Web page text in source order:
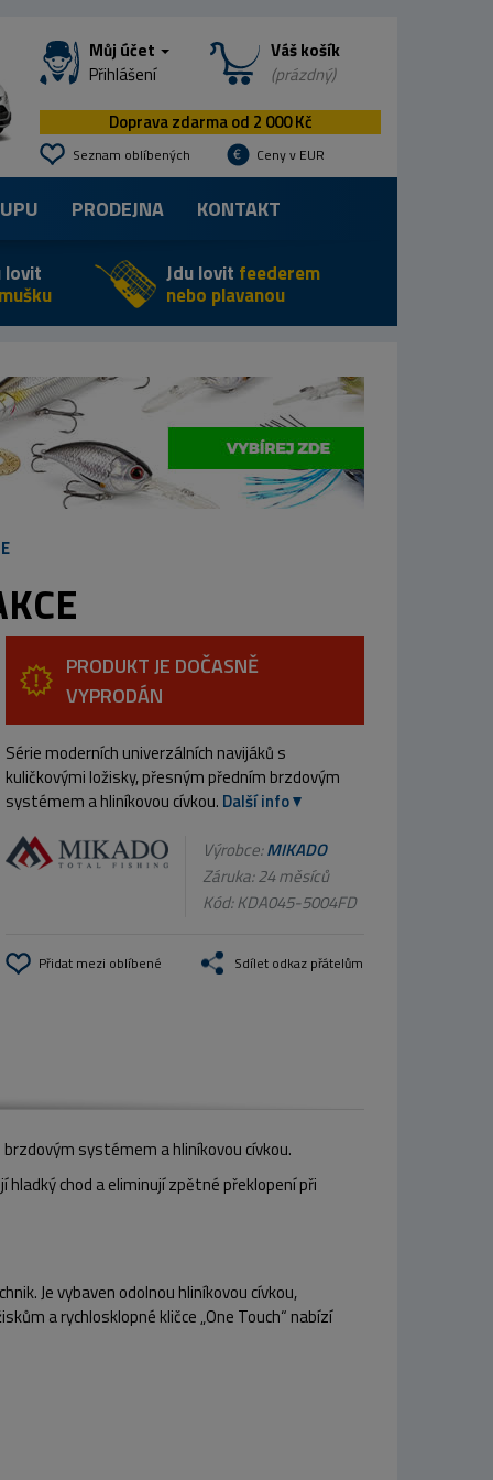
Můj účet
Přihlášení
Váš košík
(prázdný)
Doprava zdarma od 2 000 Kč
Seznam oblíbených Ceny v EUR
PRODEJNA KONTAKT
lovit Jdu lovit feederem
nebo plavanou
PRODUKT JE DOČASNĚ
VYPRODÁN
Série moderních univerzálních navijáků s
kuličkovými ložisky, přesným předním brzdovým
systémem a hliníkovou cívkou. Další info
Výrobce:MIKADO
Záruka: 24 měsíců
Kód:KDA045-5004FD
Přidat mezi oblíbené Sdílet odkaz přátelům
systémem a hliníkovou cívkou.
chod a eliminují zpětné překlopení při
Je vybaven odolnou hliníkovou cívkou,
a rychlosklopné kličce „One Touch“ nabízí